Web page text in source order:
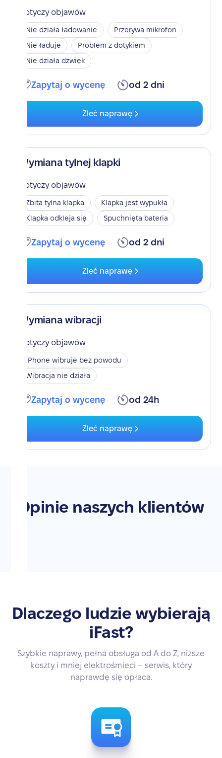
Dotyczy objawów
Nie działa ładowanie
Przerywa mikrofon
Nie ładuje
Problem z dotykiem
Nie działa dzwięk
Zapytaj o wycenę od 2 dni
Zleć naprawę
Wymiana tylnej klapki
Dotyczy objawów
Zbita tylna klapka
Klapka jest wypukła
Klapka odkleja się
Spuchnięta bateria
Zapytaj o wycenę od 2 dni
Zleć naprawę
Wymiana wibracji
Dotyczy objawów
iPhone wibruje bez powodu
Wibracja nie działa
Zapytaj o wycenę od 24h
Zleć naprawę
Opinie naszych klientów
Dlaczego ludzie wybierają
iFast?
Szybkie naprawy, pełna obsługa od A do Z, niższe
koszty i mniej elektrośmieci – serwis, który
naprawdę się opłaca.